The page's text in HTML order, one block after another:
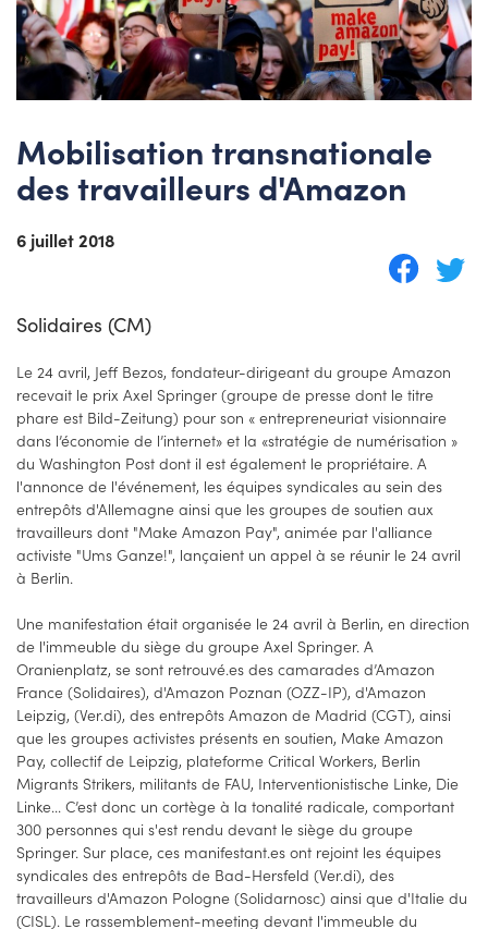
Mobilisation transnationale
des travailleurs d'Amazon
6 juillet 2018
Solidaires (CM)
Le 24 avril, Jeff Bezos, fondateur-dirigeant du groupe Amazon
recevait le prix Axel Springer (groupe de presse dont le titre
phare est Bild-Zeitung) pour son « entrepreneuriat visionnaire
dans l’économie de l’internet» et la «stratégie de numérisation »
du Washington Post dont il est également le propriétaire. A
l'annonce de l'événement, les équipes syndicales au sein des
entrepôts d'Allemagne ainsi que les groupes de soutien aux
travailleurs dont "Make Amazon Pay", animée par l'alliance
activiste "Ums Ganze!", lançaient un appel à se réunir le 24 avril
à Berlin.
Une manifestation était organisée le 24 avril à Berlin, en direction
de l'immeuble du siège du groupe Axel Springer. A
Oranienplatz, se sont retrouvé.es des camarades d’Amazon
France (Solidaires), d'Amazon Poznan (OZZ-IP), d'Amazon
Leipzig, (Ver.di), des entrepôts Amazon de Madrid (CGT), ainsi
que les groupes activistes présents en soutien, Make Amazon
Pay, collectif de Leipzig, plateforme Critical Workers, Berlin
Migrants Strikers, militants de FAU, Interventionistische Linke, Die
Linke... C’est donc un cortège à la tonalité radicale, comportant
300 personnes qui s'est rendu devant le siège du groupe
Springer. Sur place, ces manifestant.es ont rejoint les équipes
syndicales des entrepôts de Bad-Hersfeld (Ver.di), des
travailleurs d'Amazon Pologne (Solidarnosc) ainsi que d'Italie du
(CISL). Le rassemblement-meeting devant l'immeuble du